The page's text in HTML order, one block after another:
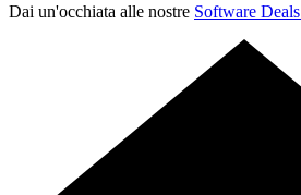
Dai un'occhiata alle nostre Software Deals